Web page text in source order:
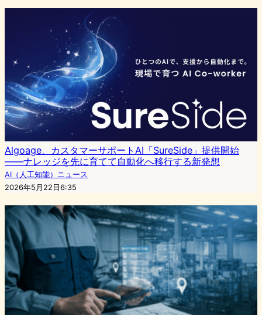
Algoage、カスタマーサポートAI「SureSide」提供開始
——ナレッジを先に育てて自動化へ移行する新発想
AI（人工知能）ニュース
2026年5月22日6:35